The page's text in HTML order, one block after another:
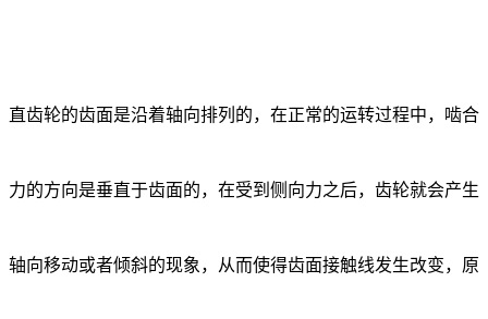
直齿轮的齿面是沿着轴向排列的，在正常的运转过程中，啮合
力的方向是垂直于齿面的，在受到侧向力之后，齿轮就会产生
轴向移动或者倾斜的现象，从而使得齿面接触线发生改变，原